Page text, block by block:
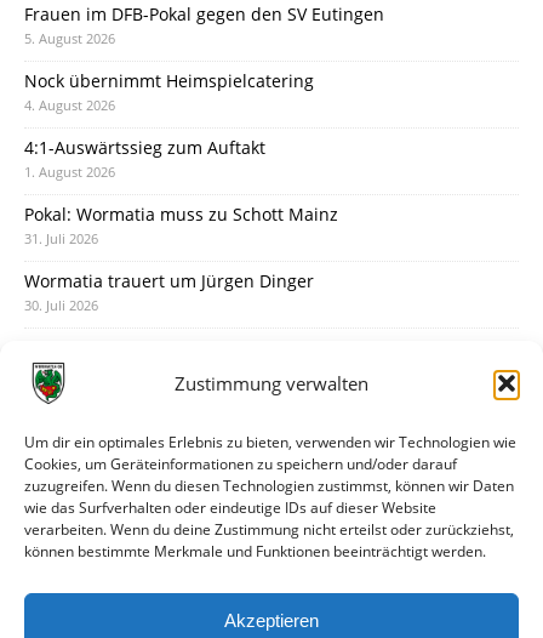
Zustimmung verwalten
Um dir ein optimales Erlebnis zu bieten, verwenden wir Technologien wie
Cookies, um Geräteinformationen zu speichern und/oder darauf
zuzugreifen. Wenn du diesen Technologien zustimmst, können wir Daten
wie das Surfverhalten oder eindeutige IDs auf dieser Website
verarbeiten. Wenn du deine Zustimmung nicht erteilst oder zurückziehst,
können bestimmte Merkmale und Funktionen beeinträchtigt werden.
Akzeptieren
Frauen im DFB-Pokal gegen den SV Eutingen
5. August 2026
Nock übernimmt Heimspielcatering
4. August 2026
4:1-Auswärtssieg zum Auftakt
1. August 2026
Pokal: Wormatia muss zu Schott Mainz
31. Juli 2026
Wormatia trauert um Jürgen Dinger
30. Juli 2026
28. Juli 2026
28. Juli 2026
Neue Podcast-Folge: So tickt Björn!
27. Juli 2026
Eindrücke vom Stadionfest
Unterhaltsamer Abschlusstest mit später Niederlage